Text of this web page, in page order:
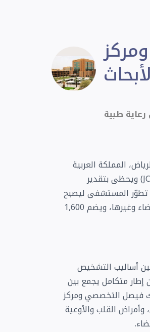
طبية
المملكة العربية
السعودية، وهو مستشفى معتمد دولياً من قِبل اللجنة الدولية المشتركة (JCI) ويحظى بتقدير
حيث يخدم المملكة والمنطقة المحيطة. منذ افتتاحه في عام 1975، تطوّر المستشفى ليصبح
مركز إحالة رائد لعلاج السرطان، وجراحة القلب، والأمراض الوراثية، وزراعة الأعضاء وغيرها، ويضم 1,600
أساليب التشخيص
متكامل يجمع بين
فيصل التخصصي ومركز
القلب والأوعية